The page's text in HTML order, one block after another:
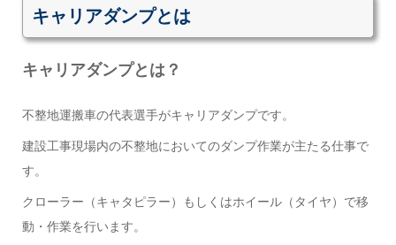
キャリアダンプとは
キャリアダンプとは？
不整地運搬車の代表選手がキャリアダンプです。
建設工事現場内の不整地においてのダンプ作業が主たる仕事で
す。
クローラー（キャタピラー）もしくはホイール（タイヤ）で移
動・作業を行います。